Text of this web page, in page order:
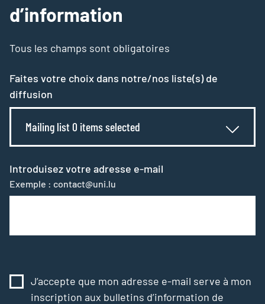
d’information
Tous les champs sont obligatoires
Faites votre choix dans notre/nos liste(s) de
diffusion
Mailing list 0 items selected
Introduisez votre adresse e-mail
Exemple : contact@uni.lu
J’accepte que mon adresse e-mail serve à mon
inscription aux bulletins d’information de